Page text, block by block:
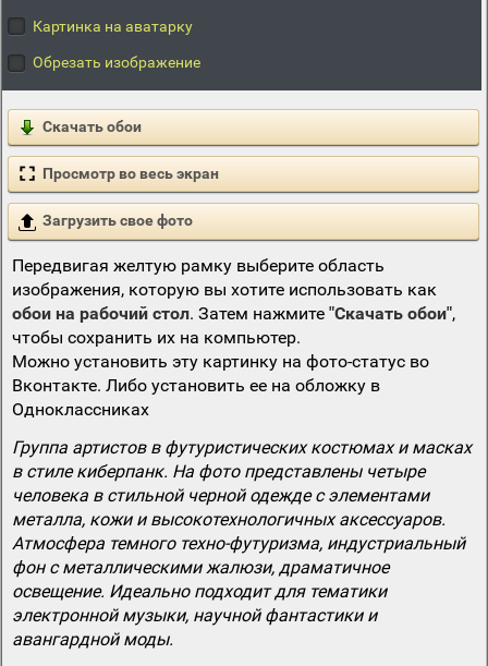
Картинка на аватарку
Обрезать изображение
Скачать обои
Просмотр во весь экран
Загрузить свое фото
Передвигая желтую рамку выберите область
изображения, которую вы хотите использовать как
обои на рабочий стол. Затем нажмите "Скачать обои",
чтобы сохранить их на компьютер.
Можно установить эту картинку на фото-статус во
Вконтакте. Либо установить ее на обложку в
Одноклассниках
Группа артистов в футуристических костюмах и масках
в стиле киберпанк. На фото представлены четыре
человека в стильной черной одежде с элементами
металла, кожи и высокотехнологичных аксессуаров.
Атмосфера темного техно-футуризма, индустриальный
фон с металлическими жалюзи, драматичное
освещение. Идеально подходит для тематики
электронной музыки, научной фантастики и
авангардной моды.